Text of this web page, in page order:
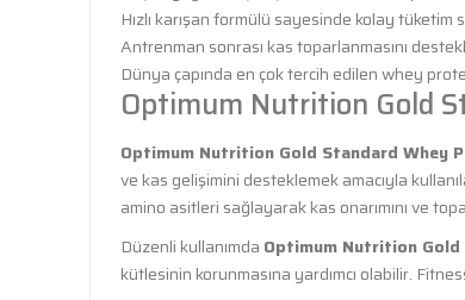
Hızlı karışan formülü sayesinde kolay tüketim
Antrenman sonrası kas toparlanmasını
Dünya çapında en çok tercih edilen whey
Optimum Nutrition Gold
Optimum Nutrition Gold Standard Whey
ve kas gelişimini desteklemek amacıyla
amino asitleri sağlayarak kas onarımını ve
Düzenli kullanımda Optimum Nutrition
kütlesinin korunmasına yardımcı olabilir.